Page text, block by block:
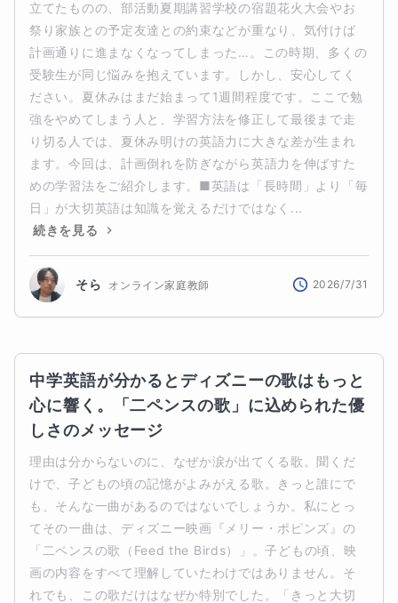
立てたものの、部活動夏期講習学校の宿題花火大会やお
祭り家族との予定友達との約束などが重なり、気付けば
計画通りに進まなくなってしまった…。この時期、多くの
受験生が同じ悩みを抱えています。しかし、安心してく
ださい。夏休みはまだ始まって1週間程度です。ここで勉
強をやめてしまう人と、学習方法を修正して最後まで走
り切る人では、夏休み明けの英語力に大きな差が生まれ
ます。今回は、計画倒れを防ぎながら英語力を伸ばすた
めの学習法をご紹介します。■英語は「長時間」より「毎
日」が大切英語は知識を覚えるだけではなく...
続きを見る
そら オンライン家庭教師 2026/7/31
中学英語が分かるとディズニーの歌はもっと
心に響く。「二ペンスの歌」に込められた優
しさのメッセージ
理由は分からないのに、なぜか涙が出てくる歌。聞くだ
けで、子どもの頃の記憶がよみがえる歌。きっと誰にで
も、そんな一曲があるのではないでしょうか。私にとっ
てその一曲は、ディズニー映画『メリー・ポピンズ』の
「二ペンスの歌（Feed the Birds）」。子どもの頃、映
画の内容をすべて理解していたわけではありません。そ
れでも、この歌だけはなぜか特別でした。「きっと大切